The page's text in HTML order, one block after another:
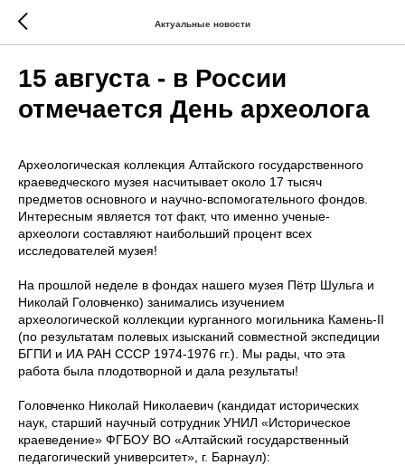
Актуальные новости
15 августа - в России
отмечается День археолога
Археологическая коллекция Алтайского государственного
краеведческого музея насчитывает около 17 тысяч
предметов основного и научно-вспомогательного фондов.
Интересным является тот факт, что именно ученые-
археологи составляют наибольший процент всех
исследователей музея!
На прошлой неделе в фондах нашего музея Пётр Шульга и
Николай Головченко) занимались изучением
археологической коллекции курганного могильника Камень-II
(по результатам полевых изысканий совместной экспедиции
БГПИ и ИА РАН СССР 1974-1976 гг.). Мы рады, что эта
работа была плодотворной и дала результаты!
Головченко Николай Николаевич (кандидат исторических
наук, старший научный сотрудник УНИЛ «Историческое
краеведение» ФГБОУ ВО «Алтайский государственный
педагогический университет», г. Барнаул):